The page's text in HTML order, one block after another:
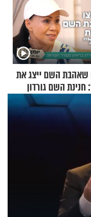
שאהבת השם ייצג את
השם גורדון
מעורר השראה